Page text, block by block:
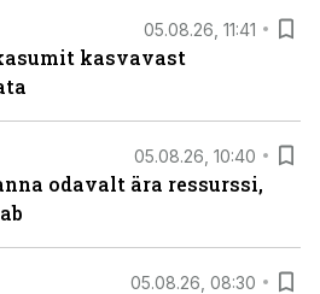
05.08.26, 11:41
kasvavast
05.08.26, 10:40
odavalt ära ressurssi,
05.08.26, 08:30